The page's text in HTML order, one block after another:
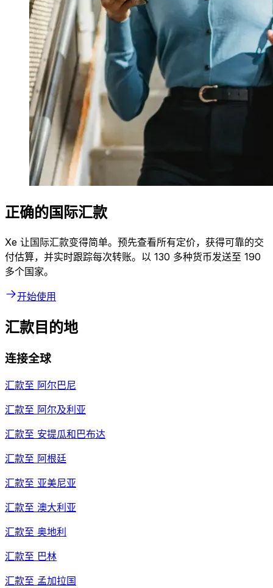
正确的国际汇款
Xe 让国际汇款变得简单。预先查看所有定价，获得可靠的交
付估算，并实时跟踪每次转账。以 130 多种货币发送至 190
多个国家。
开始使用
汇款目的地
连接全球
汇款至 阿尔巴尼
汇款至 阿尔及利亚
汇款至 安提瓜和巴布达
汇款至 阿根廷
汇款至 亚美尼亚
汇款至 澳大利亚
汇款至 奥地利
汇款至 巴林
汇款至 孟加拉国